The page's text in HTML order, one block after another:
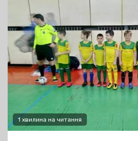
1 хвилина на читання